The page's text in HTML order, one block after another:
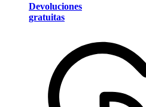
Devoluciones
gratuitas